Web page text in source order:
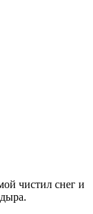
чистил снег и